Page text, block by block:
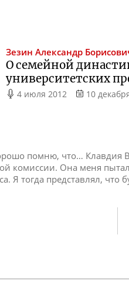
Зезин Александр
О семейной
университетских
4 июля 2012 10
помню, что… Клавдия
комиссии. Она меня
Я тогда представлял, что